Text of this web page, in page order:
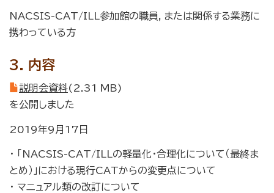
NACSIS-CAT/ILL参加館の職員，または関係する業務に
携わっている方
3. 内容
説明会資料(2.31 MB)
を公開しました
2019年9月17日
・ 「NACSIS-CAT/ILLの軽量化・合理化について（最終ま
とめ）」における現行CATからの変更点について
・ マニュアル類の改訂について